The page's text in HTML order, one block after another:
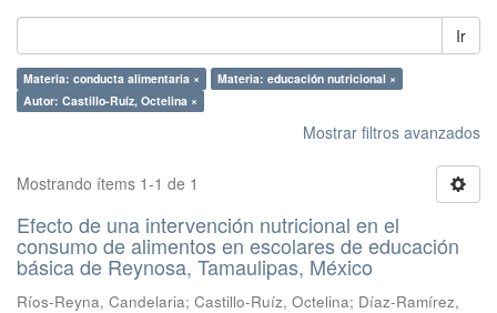
Ir
Materia: conducta alimentaria ×
Materia: educación nutricional ×
Autor: Castillo-Ruíz, Octelina ×
Mostrar filtros avanzados
Mostrando ítems 1-1 de 1
Efecto de una intervención nutricional en el
consumo de alimentos en escolares de educación
básica de Reynosa, Tamaulipas, México
Ríos-Reyna, Candelaria; Castillo-Ruíz, Octelina; Díaz-Ramírez,